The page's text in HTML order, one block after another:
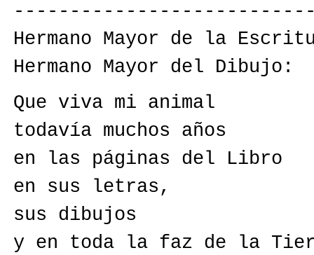
Hermano Mayor de la
Hermano Mayor del Dibujo:
Que viva mi animal
todavía muchos años
en las páginas del Libro
en sus letras,
sus dibujos
y en toda la faz de la